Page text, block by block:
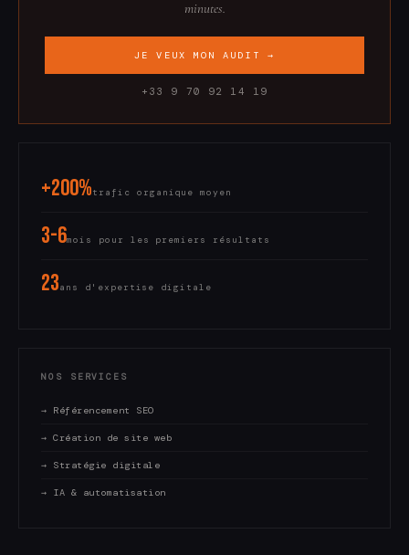
minutes.
JE VEUX MON AUDIT →
+33 9 70 92 14 19
+200%trafic organique moyen
3-6mois pour les premiers résultats
23ans d'expertise digitale
NOS SERVICES
→ Référencement SEO
→ Création de site web
→ Stratégie digitale
→ IA & automatisation